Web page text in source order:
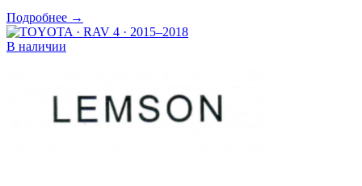
Подробнее →
В наличии